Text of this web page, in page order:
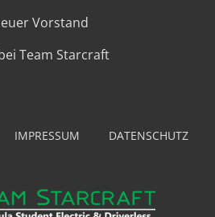
Vorstand
Team Starcraft
IMPRESSUM DATENSCHUTZ